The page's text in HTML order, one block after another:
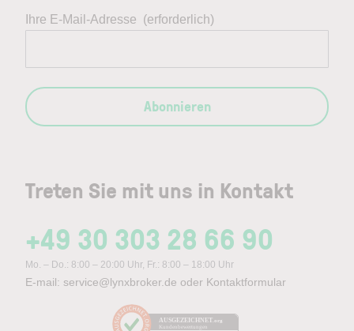
Treten Sie mit uns in Kontakt
+49 30 303 28 66 90
Mo. – Do.: 8:00 – 20:00 Uhr, Fr.: 8:00 – 18:00 Uhr
E-mail: service@lynxbroker.de oder Kontaktformular
AUSGEZEICHNET .org
Kundenbewertungen
Ihre E-Mail-Adresse (erforderlich)
Abonnieren